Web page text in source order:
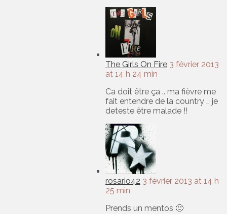
The Girls On Fire 3 février 2013
at 14 h 24 min
Ca doit être ça .. ma fièvre me
fait entendre de la country … je
deteste être malade !!
rosario42 3 février 2013 at 14 h
25 min
Prends un mentos 🙂